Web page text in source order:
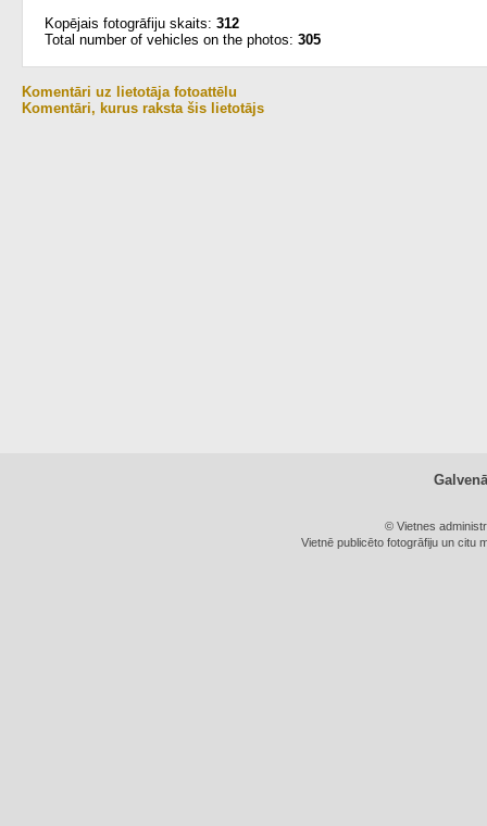
Kopējais fotogrāfiju skaits: 312
Total number of vehicles on the photos: 305
Komentāri uz lietotāja fotoattēlu
Komentāri, kurus raksta šis lietotājs
© Vietnes
Vietnē publicēto fotogrāfiju un citu